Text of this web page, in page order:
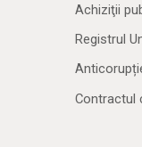
Achiziţii
Registrul
Contractul